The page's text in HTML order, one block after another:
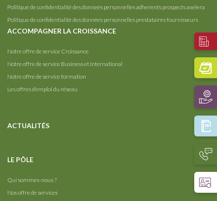
Politique de confidentialité des donneés personnelles adherents prospects axelera
Politique de confidentialité des données personnelles prestataires fournisseurs
ACCOMPAGNER LA CROISSANCE
Notre offre de service Croissance
Notre offre de service Business et International
Notre offre de service formation
Les offres d’emploi du réseau
ACTUALITÉS
LE PÔLE
Qui sommes-nous ?
Nos offre de services